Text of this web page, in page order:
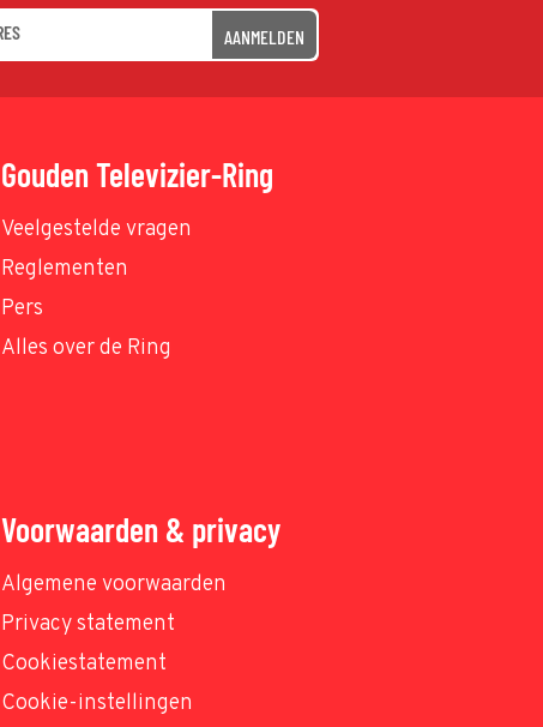
AANMELDEN
Gouden Televizier-Ring
Veelgestelde vragen
Reglementen
Pers
Alles over de Ring
Voorwaarden & privacy
Algemene voorwaarden
Privacy statement
Cookiestatement
Cookie-instellingen